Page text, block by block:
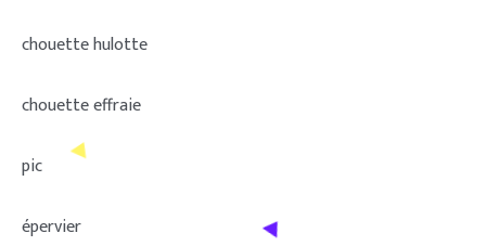
chouette hulotte
chouette effraie
pic
épervier